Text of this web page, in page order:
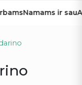
Namams ir sau